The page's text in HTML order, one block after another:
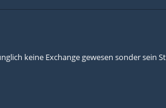
keine Exchange gewesen sonder sein